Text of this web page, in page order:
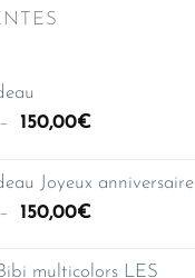
– 150,00€Plage
à
Joyeux anniversaire
– 150,00€Plage
prix :
multicolors LES